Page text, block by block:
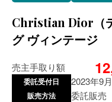
Christian Dior（
グ ヴィンテージ
売主手取り額
委託受付日 2023年9月
販売方法 委託販売